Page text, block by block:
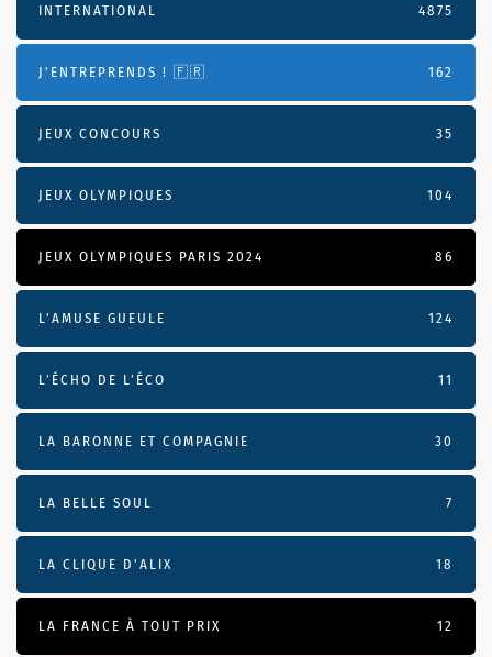
INTERNATIONAL 4875
J'ENTREPRENDS ! 🇫🇷 162
JEUX CONCOURS 35
JEUX OLYMPIQUES 104
JEUX OLYMPIQUES PARIS 2024 86
L'AMUSE GUEULE 124
L’ÉCHO DE L’ÉCO 11
LA BARONNE ET COMPAGNIE 30
LA BELLE SOUL 7
LA CLIQUE D'ALIX 18
LA FRANCE À TOUT PRIX 12